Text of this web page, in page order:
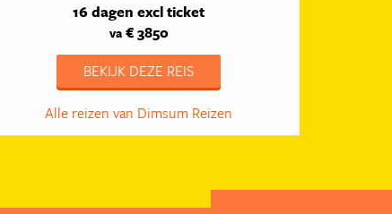
16 dagen excl ticket
va€ 3850
BEKIJK DEZE REIS
Alle reizen van Dimsum Reizen